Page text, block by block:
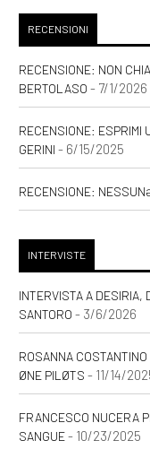
RECENSIONI
RECENSIONE: NON
BERTOLASO - 7/1/2026
RECENSIONE: ESPRIMI
GERINI - 6/15/2025
RECENSIONE:
INTERVISTE
INTERVISTA A DESIRIA,
SANTORO - 3/6/2026
ROSANNA
ØNE PILØTS - 11/14/
FRANCESCO NUCERA
SANGUE- 10/23/2025